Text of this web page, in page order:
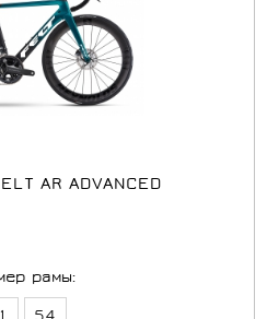
AR ADVANCED
рамы: